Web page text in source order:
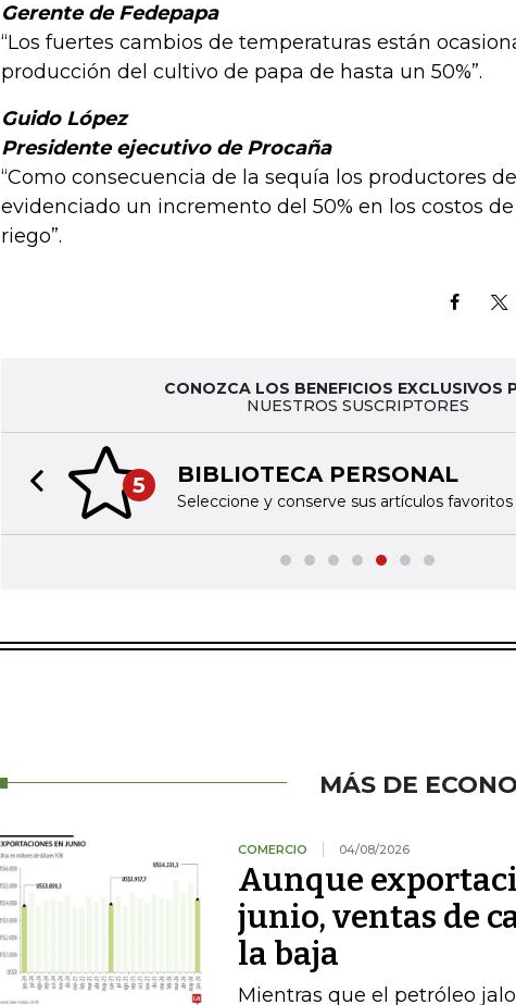
Gerente de Fedepapa
“Los fuertes cambios de temperaturas están
producción del cultivo de papa de hasta un 50%”.
Guido López
Presidente ejecutivo de Procaña
“Como consecuencia de la sequía los productores
evidenciado un incremento del 50% en los costos
riego”.
CONOZCA LOS BENEFICIOS EXCLUSIVOS
NUESTROS SUSCRIPTORES
5 BIBLIOTECA PERSONAL
Seleccione y conserve sus artículos favoritos
Previous slide
MÁS DE
COMERCIO 04/08/2026
Aunque
junio, ventas de
la baja
Mientras que el petróleo